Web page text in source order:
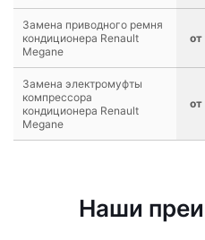
Замена приводного ремня
кондиционера Renault
Megane
от
Замена электромуфты
компрессора
кондиционера Renault
Megane
от
Наши